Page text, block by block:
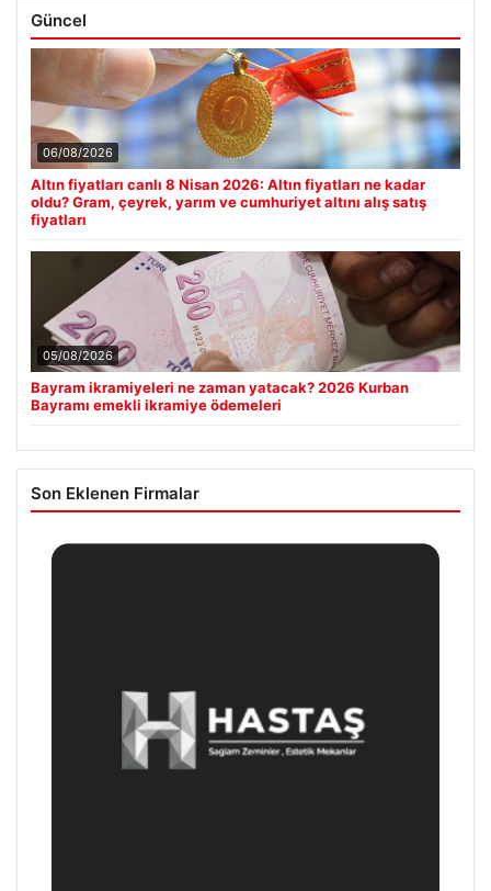
Güncel
06/08/2026
Altın fiyatları canlı 8 Nisan 2026: Altın fiyatları ne kadar
oldu? Gram, çeyrek, yarım ve cumhuriyet altını alış satış
fiyatları
05/08/2026
Bayram ikramiyeleri ne zaman yatacak? 2026 Kurban
Bayramı emekli ikramiye ödemeleri
Son Eklenen Firmalar